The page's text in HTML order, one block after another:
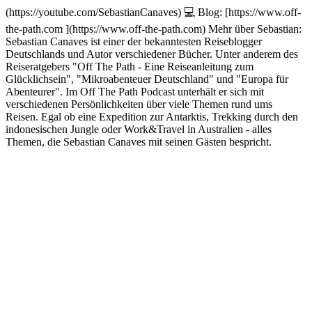
(https://youtube.com/SebastianCanaves) 💻 Blog: [https://www.off-
the-path.com ](https://www.off-the-path.com) Mehr über Sebastian:
Sebastian Canaves ist einer der bekanntesten Reiseblogger
Deutschlands und Autor verschiedener Bücher. Unter anderem des
Reiseratgebers "Off The Path - Eine Reiseanleitung zum
Glücklichsein", "Mikroabenteuer Deutschland" und "Europa für
Abenteurer". Im Off The Path Podcast unterhält er sich mit
verschiedenen Persönlichkeiten über viele Themen rund ums
Reisen. Egal ob eine Expedition zur Antarktis, Trekking durch den
indonesischen Jungle oder Work&Travel in Australien - alles
Themen, die Sebastian Canaves mit seinen Gästen bespricht.